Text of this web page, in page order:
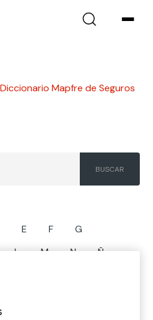
Diccionario Mapfre de Seguros
E F
G
L M N
Ñ